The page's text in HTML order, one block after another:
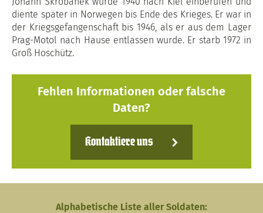
diente später in Norwegen bis Ende des Krieges. Er war in
der Kriegsgefangenschaft bis 1946, als er aus dem Lager
Prag-Motol nach Hause entlassen wurde. Er starb 1972 in
Groß Hoschütz.
Fehlen Informationen oder falsche
Daten?
Kontaktiere uns
Alphabetische Liste aller Soldaten: